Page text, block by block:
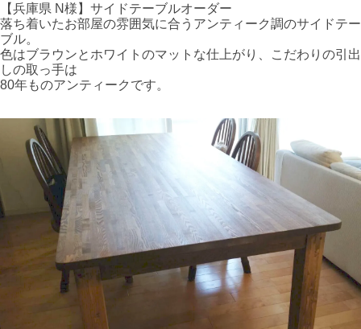
【兵庫県 N様】サイドテーブルオーダー
落ち着いたお部屋の雰囲気に合うアンティーク調のサイドテー
ブル。
色はブラウンとホワイトのマットな仕上がり、こだわりの引出
しの取っ手は
80年ものアンティークです。